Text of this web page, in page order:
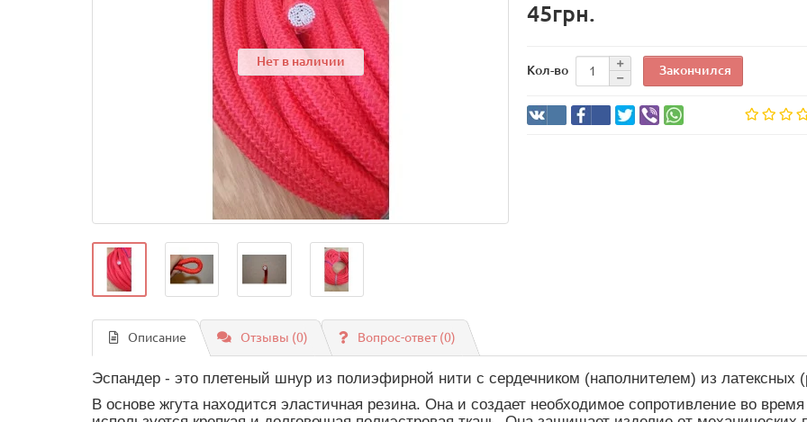
Нет в наличии
45грн.
Кол-во Закончился
Описание Отзывы (0) Вопрос-ответ(0)
Эспандер - это плетеный шнур из полиэфирной нити с сердечником (наполнителем) из латексных
В основе жгута находится эластичная резина. Она и создает необходимое сопротивление во